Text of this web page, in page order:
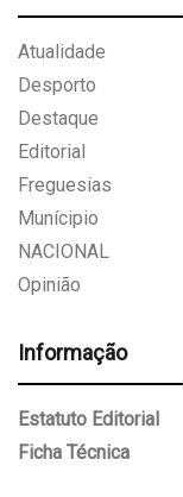
Atualidade
Desporto
Destaque
Editorial
Freguesias
Munícipio
NACIONAL
Opinião
Informação
Estatuto Editorial
Ficha Técnica